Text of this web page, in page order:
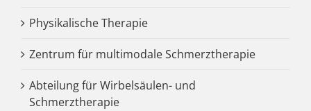
Physikalische Therapie
Zentrum für multimodale Schmerztherapie
Abteilung für Wirbelsäulen- und
Schmerztherapie